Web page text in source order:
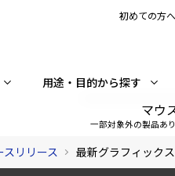
初めての方へ
用途・目的から探す
マウ
一部対象外の製品あ
スリリース 最新グラフィック